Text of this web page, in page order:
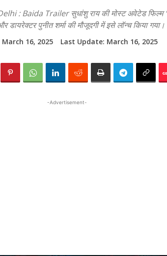
: Baida Trailer सुधांशु राय की मोस्ट अवेटेड फिल्म
डायरेक्टर पुनीत शर्मा की मौजूदगी में इसे लॉन्च किया
March 16, 2025 Last Update: March 16, 2025
-Advertisement-